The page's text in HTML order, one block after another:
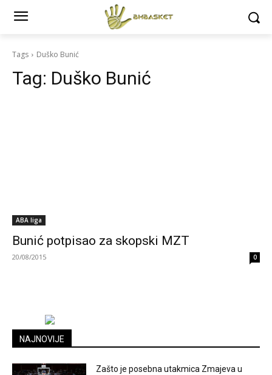
Tags Duško Bunić
Tag: Duško Bunić
ABA liga
Bunić potpisao za skopski MZT
20/08/2015 0
NAJNOVIJE
Zašto je posebna utakmica Zmajeva u